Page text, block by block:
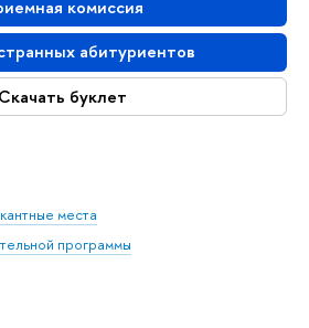
комиссия
абитуриентов
Скачать буклет
места
программы